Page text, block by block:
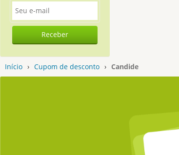
Receber
Início › Cupom de desconto › Candide